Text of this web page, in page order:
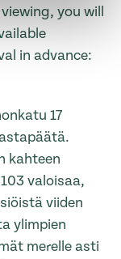
you will
in advance:
17
kahteen
valoisaa,
viiden
ylimpien
merelle asti